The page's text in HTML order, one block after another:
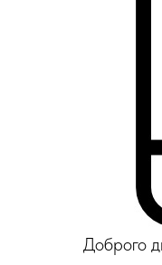
Доброго